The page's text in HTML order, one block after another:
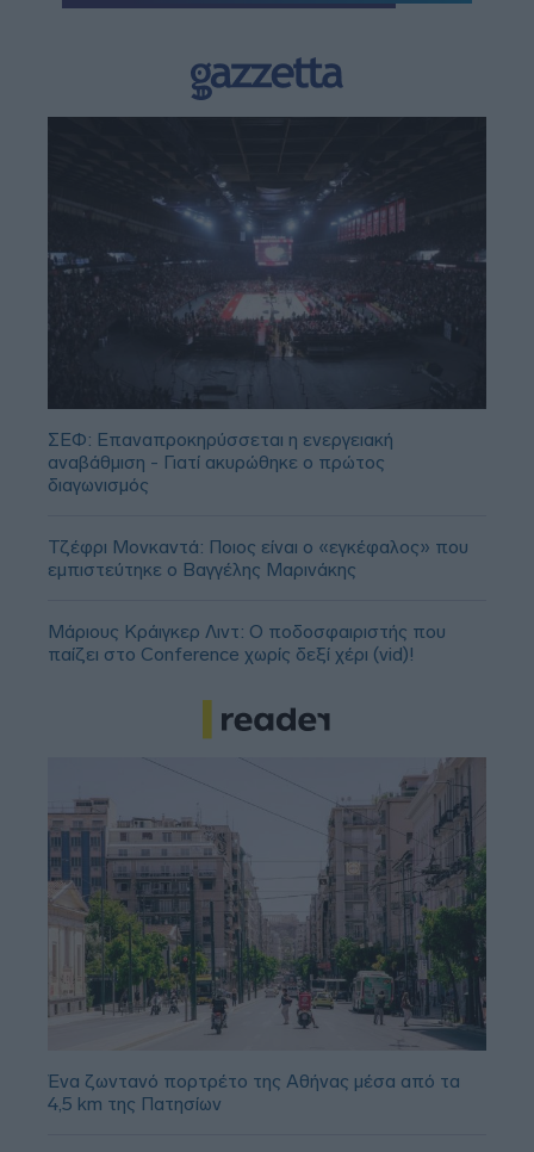
ΣΕΦ: Επαναπροκηρύσσεται η ενεργειακή
αναβάθμιση - Γιατί ακυρώθηκε ο πρώτος
διαγωνισμός
Τζέφρι Μονκαντά: Ποιος είναι ο «εγκέφαλος» που
εμπιστεύτηκε ο Βαγγέλης Μαρινάκης
Μάριους Κράιγκερ Λιντ: Ο ποδοσφαιριστής που
παίζει στο Conference χωρίς δεξί χέρι (vid)!
Ένα ζωντανό πορτρέτο της Αθήνας μέσα από τα
4,5 km της Πατησίων